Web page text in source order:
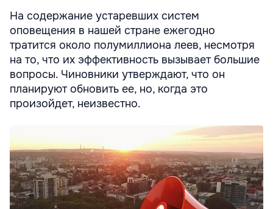
На содержание устаревших систем
оповещения в нашей стране ежегодно
тратится около полумиллиона леев, несмотря
на то, что их эффективность вызывает большие
вопросы. Чиновники утверждают, что он
планируют обновить ее, но, когда это
произойдет, неизвестно.